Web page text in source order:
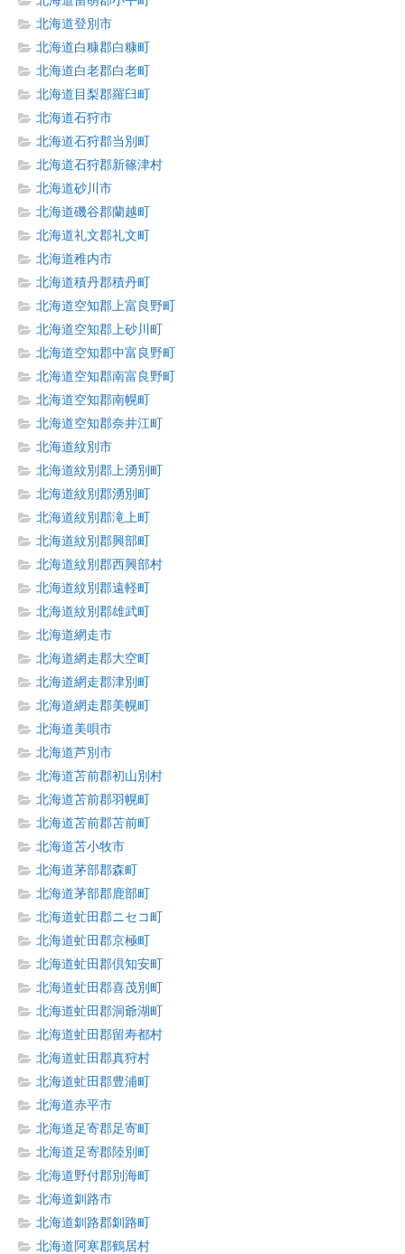
北海道登別市
北海道白糠郡白糠町
北海道白老郡白老町
北海道目梨郡羅臼町
北海道石狩市
北海道石狩郡当別町
北海道石狩郡新篠津村
北海道砂川市
北海道磯谷郡蘭越町
北海道礼文郡礼文町
北海道稚内市
北海道積丹郡積丹町
北海道空知郡上富良野町
北海道空知郡上砂川町
北海道空知郡中富良野町
北海道空知郡南富良野町
北海道空知郡南幌町
北海道空知郡奈井江町
北海道紋別市
北海道紋別郡上湧別町
北海道紋別郡湧別町
北海道紋別郡滝上町
北海道紋別郡興部町
北海道紋別郡西興部村
北海道紋別郡遠軽町
北海道紋別郡雄武町
北海道網走市
北海道網走郡大空町
北海道網走郡津別町
北海道網走郡美幌町
北海道美唄市
北海道芦別市
北海道苫前郡初山別村
北海道苫前郡羽幌町
北海道苫前郡苫前町
北海道苫小牧市
北海道茅部郡森町
北海道茅部郡鹿部町
北海道虻田郡ニセコ町
北海道虻田郡京極町
北海道虻田郡倶知安町
北海道虻田郡喜茂別町
北海道虻田郡洞爺湖町
北海道虻田郡留寿都村
北海道虻田郡真狩村
北海道虻田郡豊浦町
北海道赤平市
北海道足寄郡足寄町
北海道足寄郡陸別町
北海道野付郡別海町
北海道釧路市
北海道釧路郡釧路町
北海道阿寒郡鶴居村